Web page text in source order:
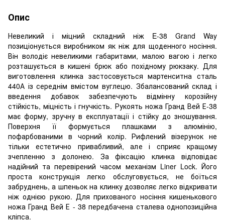
Опис
Невеликий і міцний складний ніж E-38 Grand Way
позиціонується виробником як ніж для щоденного носіння.
Він володіє невеликими габаритами, малою вагою і легко
розташується в кишені брюк або похідному рюкзаку. Для
виготовлення клинка застосовується мартенситна сталь
440А із середнім вмістом вуглецю. Збалансований склад і
введення добавок забезпечують відмінну корозійну
стійкість, міцність і гнучкість. Рукоять ножа Гранд Вей Е-38
має форму, зручну в експлуатації і стійку до зношування.
Поверхня її формується плашками з алюмінію,
пофарбованими в чорний колір. Рифлений візерунок не
тільки естетично привабливий, але і сприяє кращому
зчепленню з долонею. За фіксацію клинка відповідає
надійний та перевірений часом механізм Liner Lock. Його
проста конструкція легко обслуговується, не боїться
забруднень, а шпеньок на клинку дозволяє легко відкривати
ніж однією рукою. Для прихованого носіння кишенькового
ножа Гранд Вей Е - 38 передбачена сталева однопозиційна
кліпса.